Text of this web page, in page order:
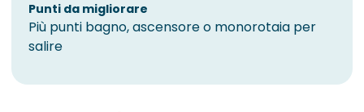
Punti da migliorare
Più punti bagno, ascensore o monorotaia per
salire